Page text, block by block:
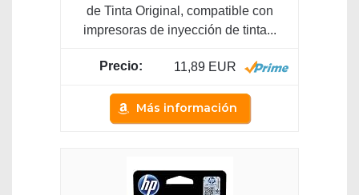
de Tinta Original, compatible con
impresoras de inyección de tinta...
11,89 EUR
Más información